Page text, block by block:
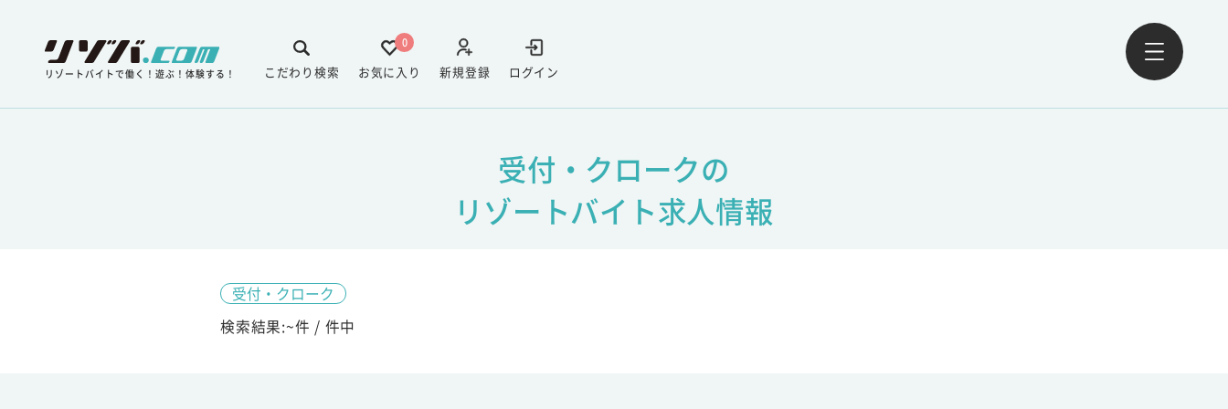
リゾートバイトで働く！遊ぶ！体験する！ ログイン
新規登録
0
お気に入り
こだわり検索
受付・クロークの
リゾートバイト求人情報
受付・クローク
検索結果:~件 / 件中